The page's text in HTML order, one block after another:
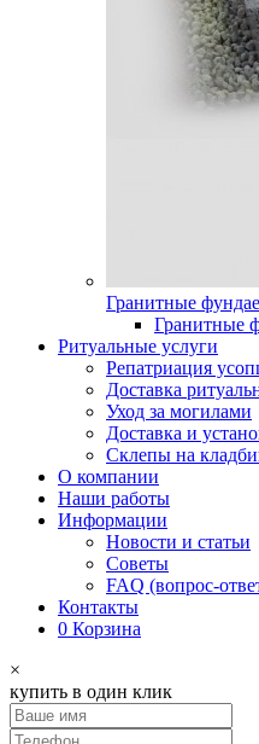
Гранитные
Гранитные
Ритуальные услуги
Репатриация
Доставка
Уход за могилами
Доставка и
Склепы на
О компании
Наши работы
Информации
Новости и статьи
Советы
FAQ (вопрос-
Контакты
0 Корзина
×
купить в один клик